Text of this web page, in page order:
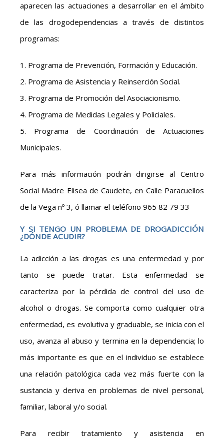
aparecen las actuaciones a desarrollar en el ámbito
de las drogodependencias a través de distintos
programas:
1. Programa de Prevención, Formación y Educación.
2. Programa de Asistencia y Reinserción Social.
3. Programa de Promoción del Asociacionismo.
4. Programa de Medidas Legales y Policiales.
5. Programa de Coordinación de Actuaciones
Municipales.
Para más información podrán dirigirse al Centro
Social Madre Elisea de Caudete, en Calle Paracuellos
de la Vega nº 3, ó llamar el teléfono 965 82 79 33
Y SI TENGO UN PROBLEMA DE DROGADICCIÓN
¿DÓNDE ACUDIR?
La adicción a las drogas es una enfermedad y por
tanto se puede tratar. Esta enfermedad se
caracteriza por la pérdida de control del uso de
alcohol o drogas. Se comporta como cualquier otra
enfermedad, es evolutiva y graduable, se inicia con el
uso, avanza al abuso y termina en la dependencia; lo
más importante es que en el individuo se establece
una relación patológica cada vez más fuerte con la
sustancia y deriva en problemas de nivel personal,
familiar, laboral y/o social.
Para recibir tratamiento y asistencia en